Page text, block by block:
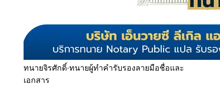
ทนายจิรศักดิ์·ทนายผู้ทำคำรับรองลายมือชื่อและ
เอกสาร